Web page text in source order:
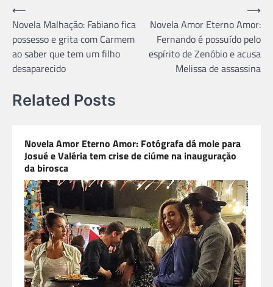
Navegação
de
Post
⟵
Novela Malhação: Fabiano fica
possesso e grita com Carmem
ao saber que tem um filho
desaparecido
Novela Amor Eterno Amor:
Fernando é possuído pelo
espírito de Zenóbio e acusa
Melissa de assassina
⟶
Related Posts
Novela Amor Eterno Amor: Fotógrafa dá mole para
Josué e Valéria tem crise de ciúme na inauguração
da birosca